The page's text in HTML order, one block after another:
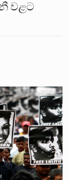
වළට